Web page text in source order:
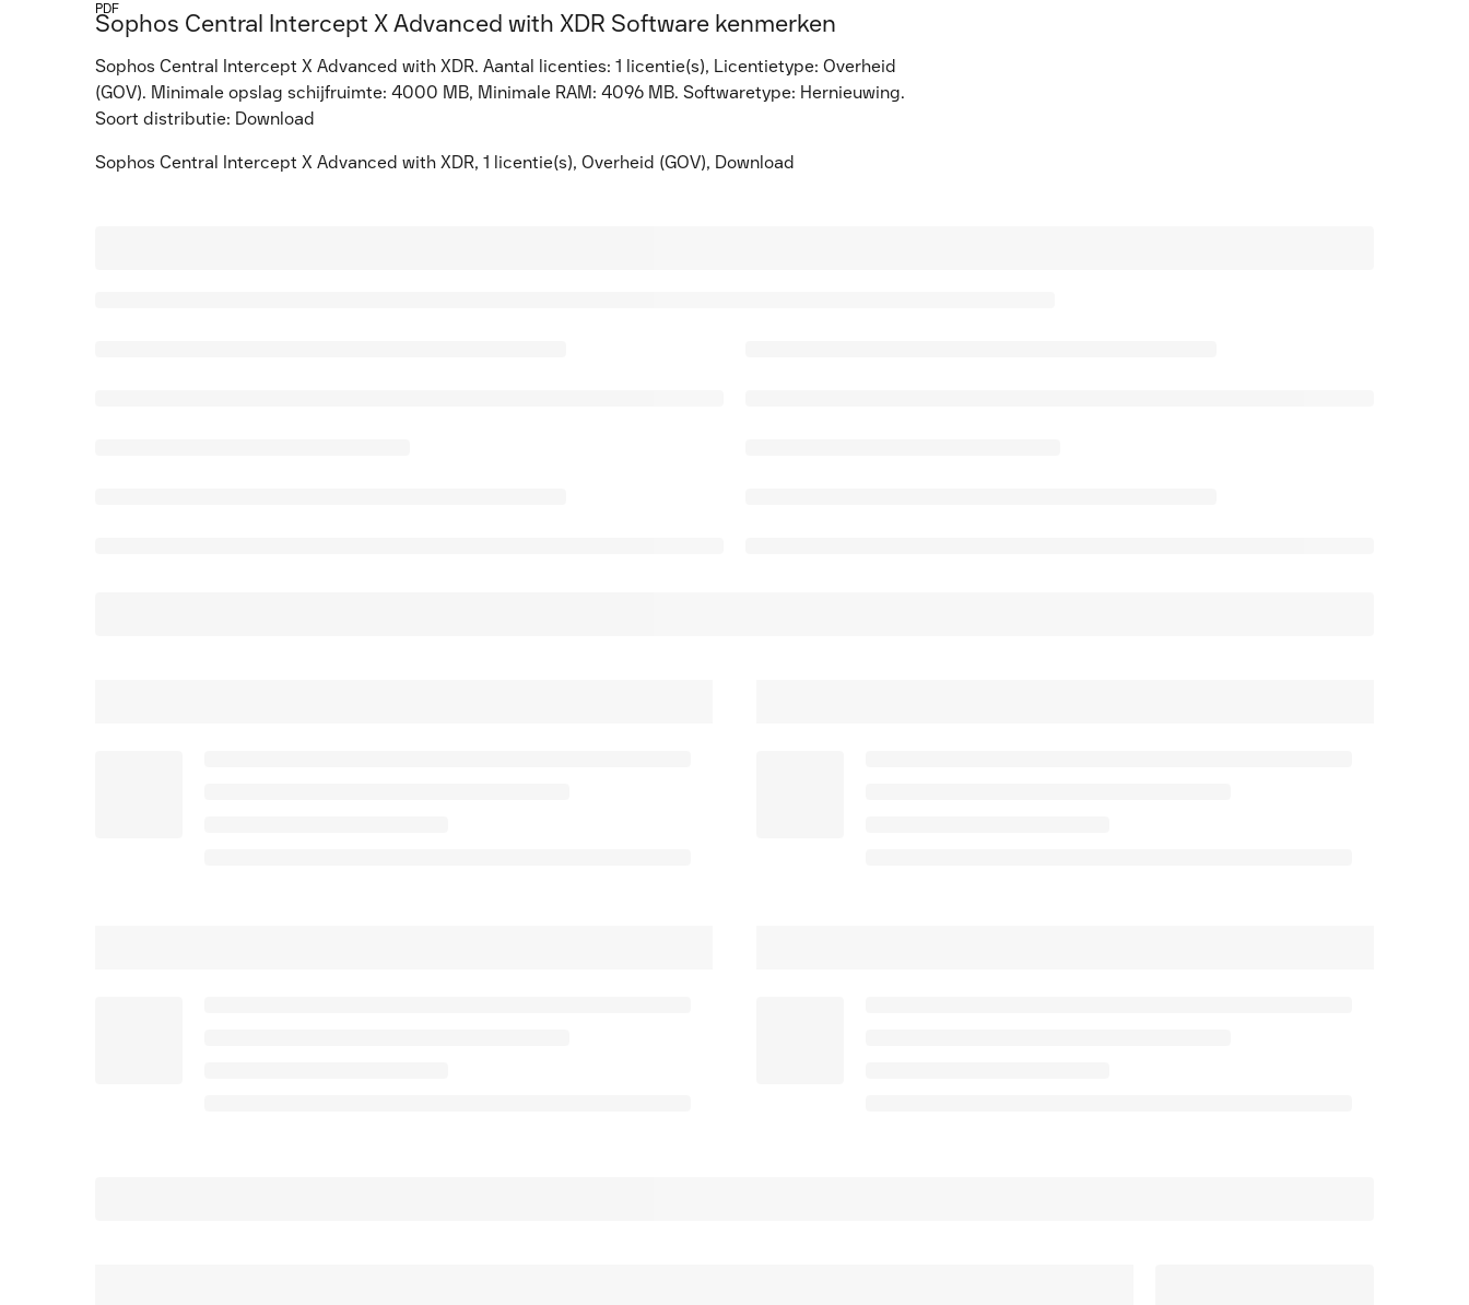
Sophos Central Intercept X Advanced with XDR Software kenmerken
Sophos Central Intercept X Advanced with XDR. Aantal licenties: 1 licentie(s), Licentietype: Overheid
(GOV). Minimale opslag schijfruimte: 4000 MB, Minimale RAM: 4096 MB. Softwaretype: Hernieuwing.
Soort distributie: Download
Sophos Central Intercept X Advanced with XDR, 1 licentie(s), Overheid (GOV), Download